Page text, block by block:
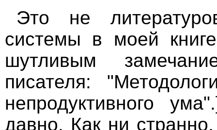
Это не
системы в моей
шутливым
писателя:
непродуктивного
давно. Как ни